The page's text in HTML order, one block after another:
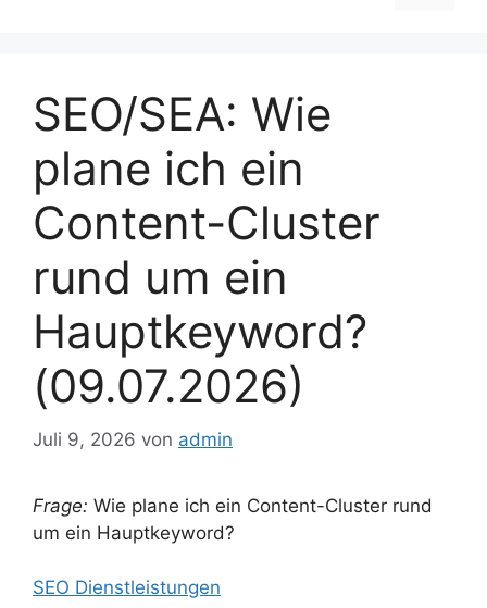
SEO/SEA: Wie
plane ich ein
Content-Cluster
rund um ein
Hauptkeyword?
(09.07.2026)
Juli 9, 2026 von admin
Frage: Wie plane ich ein Content-Cluster rund
um ein Hauptkeyword?
SEO Dienstleistungen